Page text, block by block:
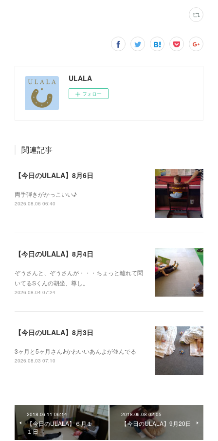
ULALA
フォロー
関連記事
【今日のULALA】8月6日
両手弾きがかっこいい♪
2026.08.06 06:40
【今日のULALA】8月4日
ぞうさんと、ぞうさんが・・・ちょっと離れて聞
いてるSくんの胡坐、尊し。
2026.08.04 07:24
【今日のULALA】8月3日
3ヶ月と5ヶ月さん♪かわいいあんよが並んでる
2026.08.03 07:10
2018.06.11 06:14
【今日のULALA】６月１
１日
2018.06.08 02:05
【今日のULALA】9月20日